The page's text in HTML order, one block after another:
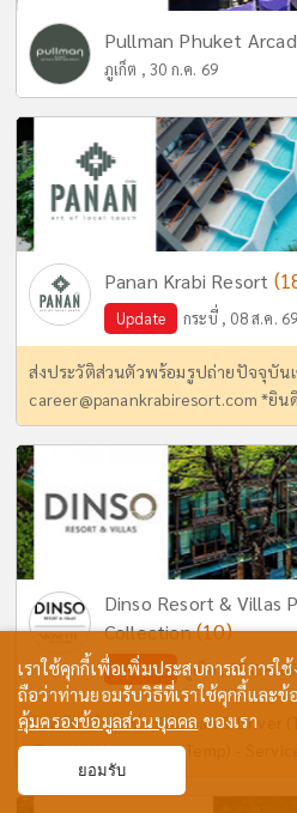
Pullman Phuket
ภูเก็ต , 30 ก.ค. 69
Panan Krabi Resort
Update กระบี่ , 08 ส.ค. 69
ส่งประวัติส่วนตัวพร้อมรูปถ่ายปัจจุบัน
career@panankrabiresort.com *ยิน
Dinso Resort & Villas
Collection(10)
Update ภูเก็ต , 05 ส.ค. 69
รับสมัครตำแหน่ง ฺBellman & Driver
(Temp) / Houseman (Temp) -
เราใช้คุกกี้เพื่อเพิ่มประสบการณ์การใ
ถือว่าท่านยอมรับวิธีที่เราใช้คุกกี้และ
คุ้มครองข้อมูลส่วนบุคคล ของเรา
ยอมรับ